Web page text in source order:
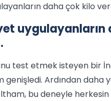
daha çok kilo
test etmek isteyen bir
genişledi. Ardından daha
bu deneyle herkesin